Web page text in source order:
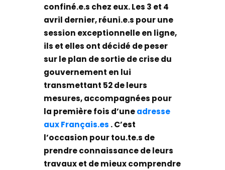
confiné.e.s chez eux. Les 3 et 4
avril dernier, réuni.e.s pour une
session exceptionnelle en ligne,
ils et elles ont décidé de peser
sur le plan de sortie de crise du
gouvernement en lui
transmettant 52 de leurs
mesures, accompagnées pour
la première fois d’uneadresse
aux Français.es . C’est
l’occasion pour tou.te.s de
prendre connaissance de leurs
travaux et de mieux comprendre